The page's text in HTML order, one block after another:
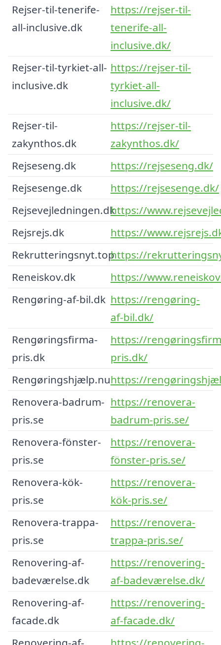
Rejser-til-tenerife-
all-inclusive.dk
https://rejser-til-
tenerife-all-
inclusive.dk/
Rejser-til-tyrkiet-all-
inclusive.dk
https://rejser-til-
tyrkiet-all-
inclusive.dk/
Rejser-til-
zakynthos.dk
https://rejser-til-
zakynthos.dk/
Rejseseng.dk
https://rejseseng.dk/
Rejsesenge.dk
https://rejsesenge.dk/
Rejsevejledningen.dkhttps://
Rejsrejs.dk
https://
Rekrutteringsnyt.tophttps://
Reneiskov.dk
https://
Rengøring-af-bil.dk https://rengøring-
af-bil.dk/
Rengøringsfirma-
pris.dk
https://
pris.dk/
Rengøringshjælp.nuhttps://
Renovera-badrum-
pris.se
https://renovera-
badrum-pris.se/
Renovera-fönster-
pris.se
https://renovera-
fönster-pris.se/
Renovera-kök-
pris.se
https://renovera-
kök-pris.se/
Renovera-trappa-
pris.se
https://renovera-
trappa-pris.se/
Renovering-af-
badeværelse.dk
https://renovering-
af-badeværelse.dk/
Renovering-af-
facade.dk
https://renovering-
af-facade.dk/